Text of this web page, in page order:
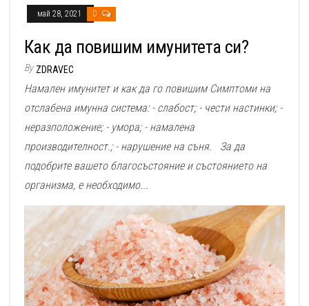
май 28, 2021 0
Как да повишим имунитета си?
By ZDRAVEC
Намален имунитет и как да го повишим Симптоми на
отслабена имунна система: - слабост; - чести настинки; -
неразположение; - умора; - намалена
производителност.; - нарушение на съня. За да
подобрите вашето благосъстояние и състоянието на
организма, е необходимо...